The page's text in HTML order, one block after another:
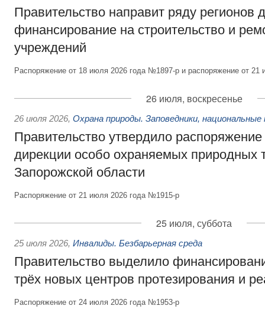
Правительство направит ряду регионов
финансирование на строительство и
учреждений
Распоряжение от 18 июля 2026 года №1897-р и распоряжение от
26 июля, воскресенье
26 июля 2026, Охрана природы. Заповедники, национальные
Правительство утвердило
дирекции особо охраняемых природных
Запорожской области
Распоряжение от 21 июля 2026 года №1915-р
25 июля, суббота
25 июля 2026, Инвалиды. Безбарьерная среда
Правительство выделило
трёх новых центров протезирования и
Распоряжение от 24 июля 2026 года №1953-р